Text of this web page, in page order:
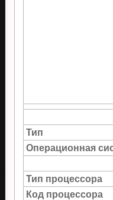
Тип
Операционная
Тип процессора
Код процессора